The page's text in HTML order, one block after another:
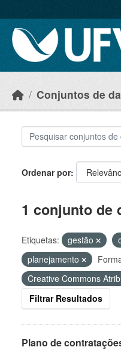
Conjuntos de
Ordenar por
1 conjunto de
Etiquetas: gestão
planejamento
Creative Commons
Filtrar Resultados
Plano de